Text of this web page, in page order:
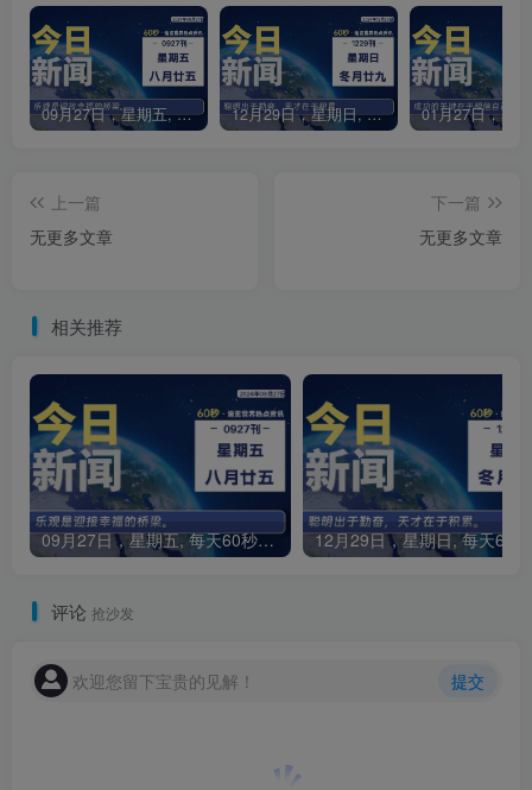
09月27日，星期五, 每天60秒读懂全世界！ 12月29日，星期日, 每天60秒读懂全世界！
上一篇
无更多文章
下一篇
无更多文章
相关推荐
09月27日，星期五, 每天60秒读懂全世界！
评论 抢沙发
欢迎您留下宝贵的见解！ 提交